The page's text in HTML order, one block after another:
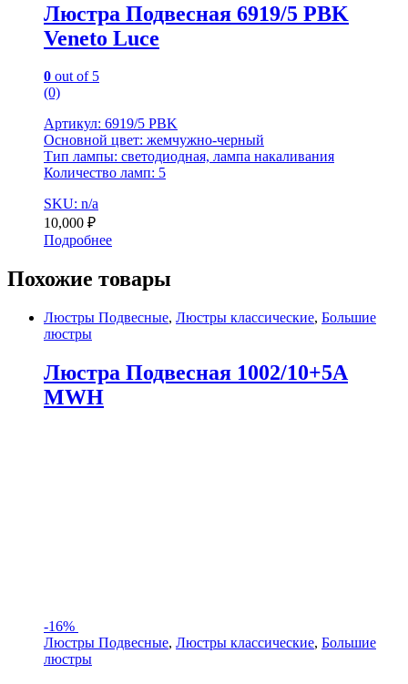
Люстра Подвесная 6919/5 PBK
Veneto Luce
0 out of 5
(0)
Артикул: 6919/5 PBK
Основной цвет: жемчужно-черный
Тип лампы: светодиодная, лампа накаливания
Количество ламп: 5
SKU: n/a
10,000 ₽
Подробнее
Похожие товары
Люстры Подвесные, Люстры классические, Большие
люстры
Люстра Подвесная 1002/10+5A
MWH
-16%
Люстры Подвесные, Люстры классические, Большие
люстры